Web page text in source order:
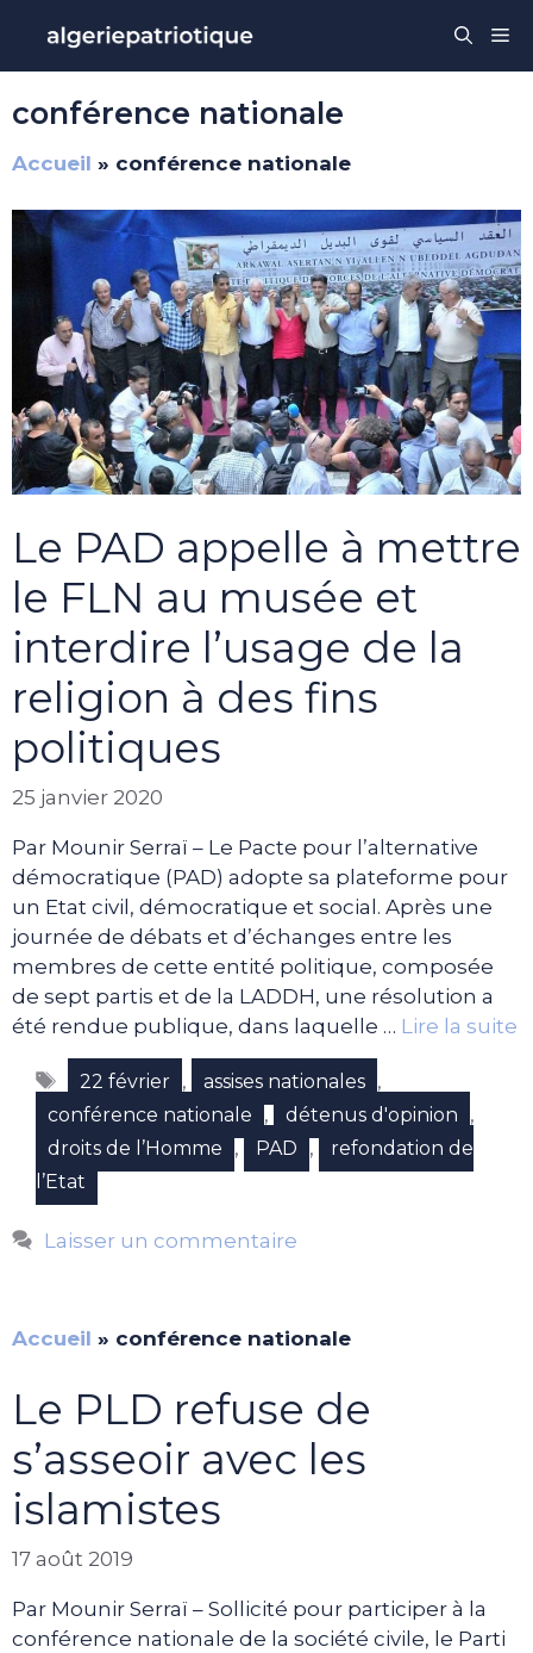
contenu
conférence nationale
Accueil » conférence nationale
Le PAD appelle à mettre
le FLN au musée et
interdire l’usage de la
religion à des fins
politiques
25 janvier 2020
Par Mounir Serraï – Le Pacte pour l’alternative
démocratique (PAD) adopte sa plateforme pour
un Etat civil, démocratique et social. Après une
journée de débats et d’échanges entre les
membres de cette entité politique, composée
de sept partis et de la LADDH, une résolution a
été rendue publique, dans laquelle … Lire la suite
Étiquettes
22 février , assises nationales ,
conférence nationale , détenus d'opinion ,
droits de l’Homme , PAD ,
refondation de
l’Etat
Laisser un commentaire
Accueil » conférence nationale
Le PLD refuse de
s’asseoir avec les
islamistes
17 août 2019
Par Mounir Serraï – Sollicité pour participer à la
conférence nationale de la société civile, le Parti